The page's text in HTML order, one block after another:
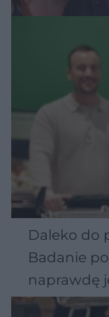
Daleko do
Badanie
naprawdę